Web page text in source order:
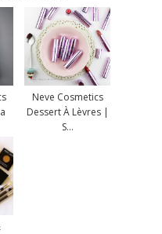
Neve Cosmetics
Dessert À Lèvres |
S...